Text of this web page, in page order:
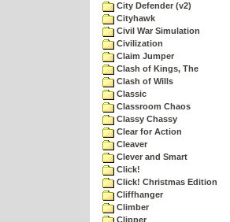
City Defender (v2)
Cityhawk
Civil War Simulation
Civilization
Claim Jumper
Clash of Kings, The
Clash of Wills
Classic
Classroom Chaos
Classy Chassy
Clear for Action
Cleaver
Clever and Smart
Click!
Click! Christmas Edition
Cliffhanger
Climber
Clipper